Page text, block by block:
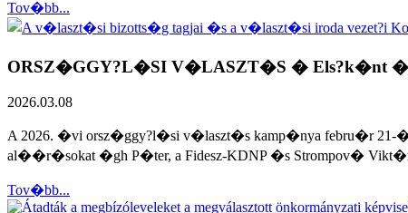
Tov�bb...
ORSZ�GGY?L�SI V�LASZT�S � Els?k�nt
2026.03.08
A 2026. �vi orsz�ggy?l�si v�laszt�s kamp�nya febru�r 21-
al��r�sokat �gh P�ter, a Fidesz-KDNP �s Strompov�
Tov�bb...